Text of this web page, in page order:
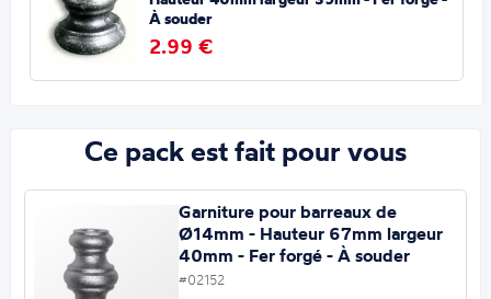
À souder
2.99 €
Ce pack est fait pour vous
Garniture pour barreaux de
Ø14mm - Hauteur 67mm largeur
40mm - Fer forgé - À souder
#02152